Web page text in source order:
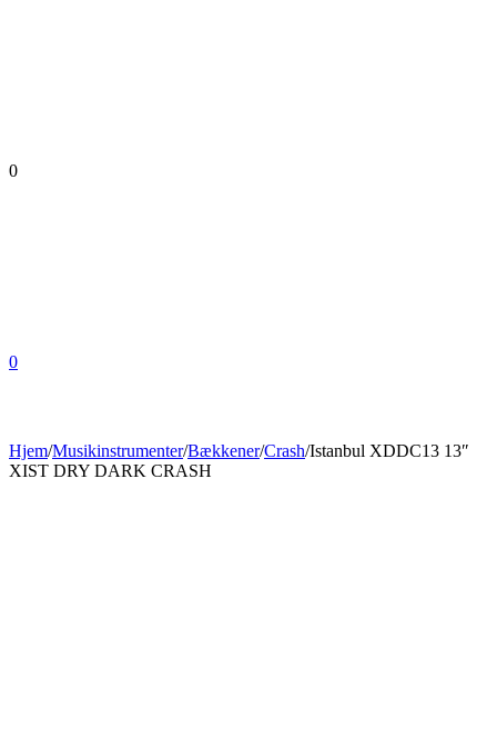
0
0
Hjem/Musikinstrumenter/Bækkener/Crash/Istanbul XDDC13 13″
XIST DRY DARK CRASH